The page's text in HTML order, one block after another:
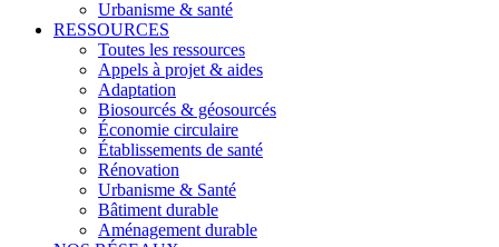
Urbanisme & santé
RESSOURCES
Toutes les ressources
Appels à projet & aides
Adaptation
Biosourcés & géosourcés
Économie circulaire
Établissements de santé
Rénovation
Urbanisme & Santé
Bâtiment durable
Aménagement durable